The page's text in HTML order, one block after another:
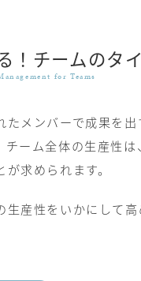
！チームのタ
for Teams
たメンバーで成果を
チーム全体の生産性
求められます。
生産性をいかにして